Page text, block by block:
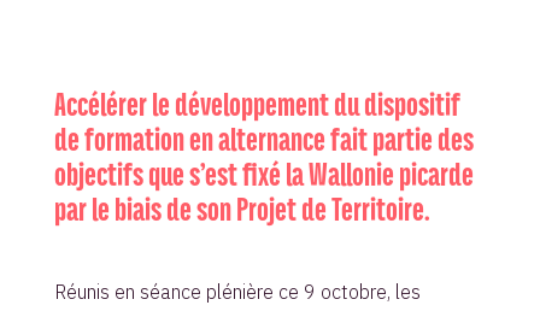
Accélérer le développement du dispositif
de formation en alternance fait partie des
objectifs que s’est fixé la Wallonie picarde
par le biais de son Projet de Territoire.
Réunis en séance plénière ce 9 octobre, les